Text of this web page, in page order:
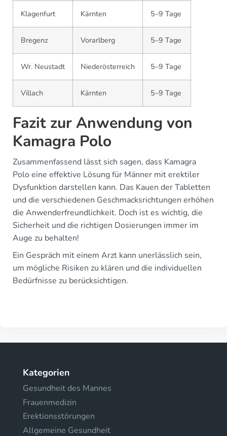
Klagenfurt Kärnten 5–9 Tage
Bregenz Vorarlberg 5–9 Tage
Wr. Neustadt Niederösterreich 5–9 Tage
Villach Kärnten 5–9 Tage
Fazit zur Anwendung von
Kamagra Polo
Zusammenfassend lässt sich sagen, dass Kamagra
Polo eine effektive Lösung für Männer mit erektiler
Dysfunktion darstellen kann. Das Kauen der Tabletten
und die verschiedenen Geschmacksrichtungen erhöhen
die Anwenderfreundlichkeit. Doch ist es wichtig, die
Sicherheit und die richtigen Dosierungen immer im
Auge zu behalten!
Ein Gespräch mit einem Arzt kann unerlässlich sein,
um mögliche Risiken zu klären und die individuellen
Bedürfnisse zu berücksichtigen.
Kategorien
Gesundheit des Mannes
Frauenmedizin
Erektionsstörungen
Allgemeine Gesundheit